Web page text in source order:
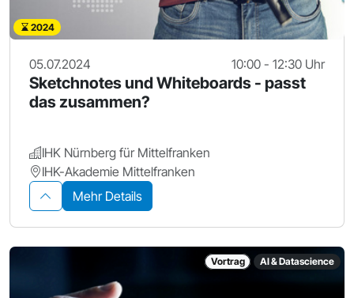
2024
05.07.2024 10:00 - 12:30 Uhr
Sketchnotes und Whiteboards - passt
das zusammen?
IHK Nürnberg für Mittelfranken
IHK-Akademie Mittelfranken
Mehr Details
Vortrag AI & Datascience